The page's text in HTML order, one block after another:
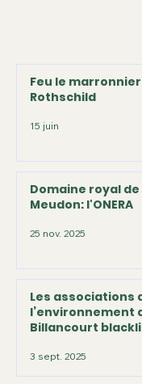
Feu le
Rothschild
15 juin
Domaine royal de
Meudon: l'ONERA
25 nov. 2025
Les associations
l’environnement
Billancourt
3 sept. 2025